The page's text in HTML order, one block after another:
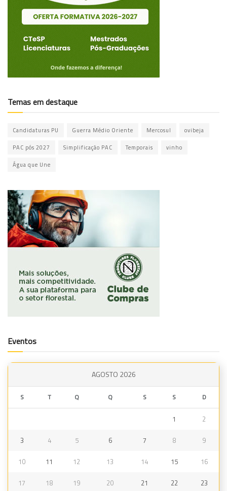
Temas em destaque
Candidaturas PU Guerra Médio Oriente Mercosul ovibeja
PAC pós 2027 Simplificação PAC Temporais vinho
Água que Une
Eventos
AGOSTO 2026
S T Q Q S S D
1 2
3 4 5 6 7 8 9
10 11 12 13 14 15 16
17 18 19 20 21 22 23